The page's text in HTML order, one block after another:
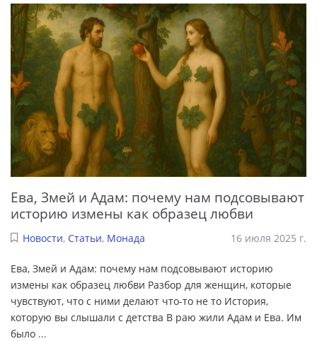
Ева, Змей и Адам: почему нам подсовывают
историю измены как образец любви
Новости, Статьи, Монада 16 июля 2025 г.
Ева, Змей и Адам: почему нам подсовывают историю
измены как образец любви Разбор для женщин, которые
чувствуют, что с ними делают что-то не то История,
которую вы слышали с детства В раю жили Адам и Ева. Им
было ...